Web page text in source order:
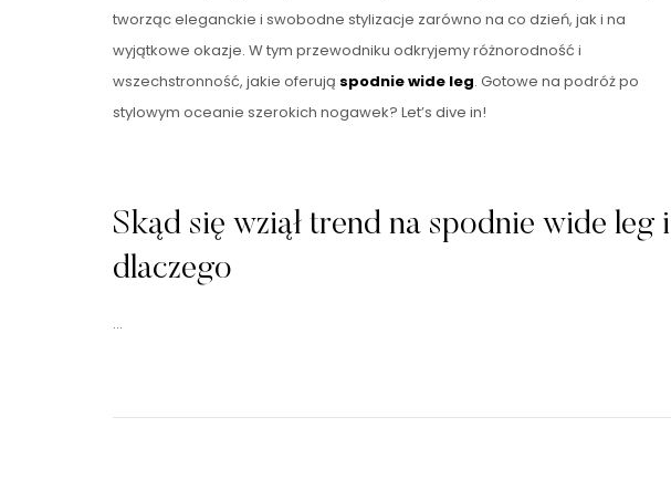
tworząc eleganckie i swobodne stylizacje zarówno na co dzień, jak i na
wyjątkowe okazje. W tym przewodniku odkryjemy różnorodność i
wszechstronność, jakie oferują spodnie wide leg. Gotowe na podróż po
stylowym oceanie szerokich nogawek? Let’s dive in!
Skąd się wziął trend na spodnie wide leg i
dlaczego
…